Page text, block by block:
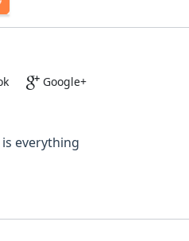
Google+
everything